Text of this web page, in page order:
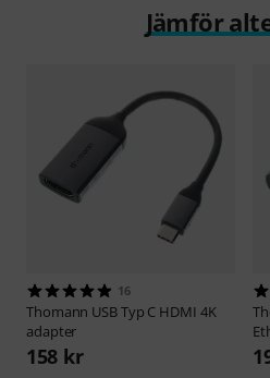
Jämför
16
Thomann USB Typ C HDMI 4K
adapter
158 kr